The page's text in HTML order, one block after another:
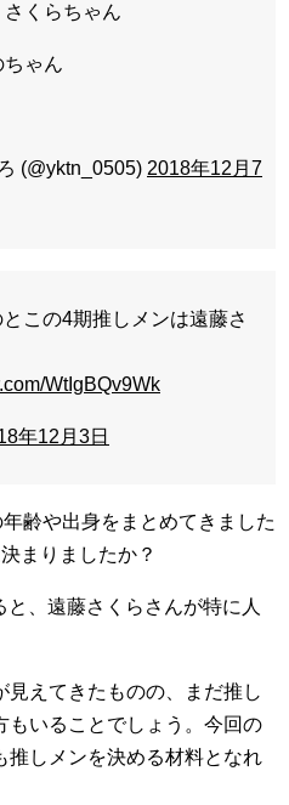
くらちゃん
ゃん
(@yktn_0505) 2018年12月7
この4期推しメンは遠藤さ
WtIgBQv9Wk
年12月3日
齢や出身をまとめてきました
まりましたか？
、遠藤さくらさんが特に人
えてきたものの、まだ推し
もいることでしょう。今回の
推しメンを決める材料となれ